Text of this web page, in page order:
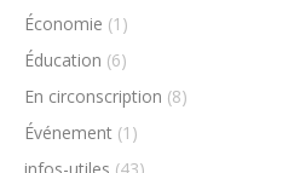
Économie (1)
Éducation (6)
En circonscription (8)
Événement (1)